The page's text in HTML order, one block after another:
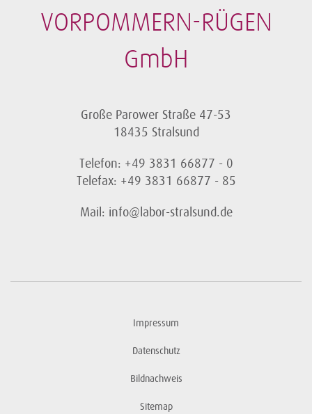
VORPOMMERN-RÜGEN
GmbH
Große Parower Straße 47-53
18435 Stralsund
Telefon: +49 3831 66877 - 0
Telefax: +49 3831 66877 - 85
Mail: info@labor-stralsund.de
Impressum
Datenschutz
Bildnachweis
Sitemap